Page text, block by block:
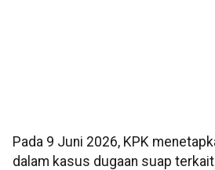
Pada 9 Juni 2026, KPK
dalam kasus dugaan suap